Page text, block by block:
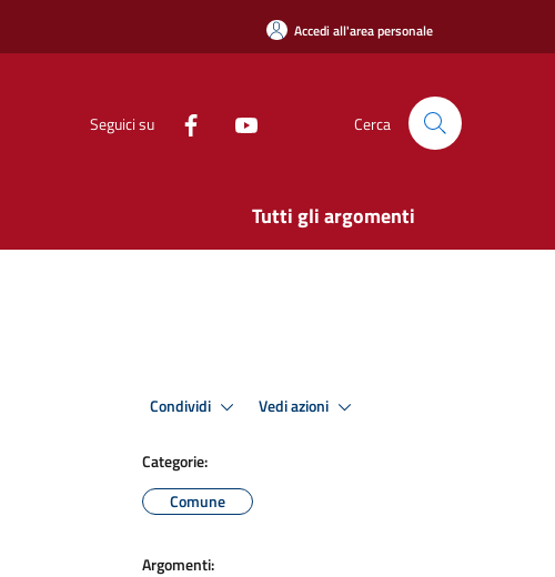
Accedi all'area personale
Seguici su Cerca
Tutti gli argomenti
Condividi Vedi azioni
Categorie:
Comune
Argomenti: